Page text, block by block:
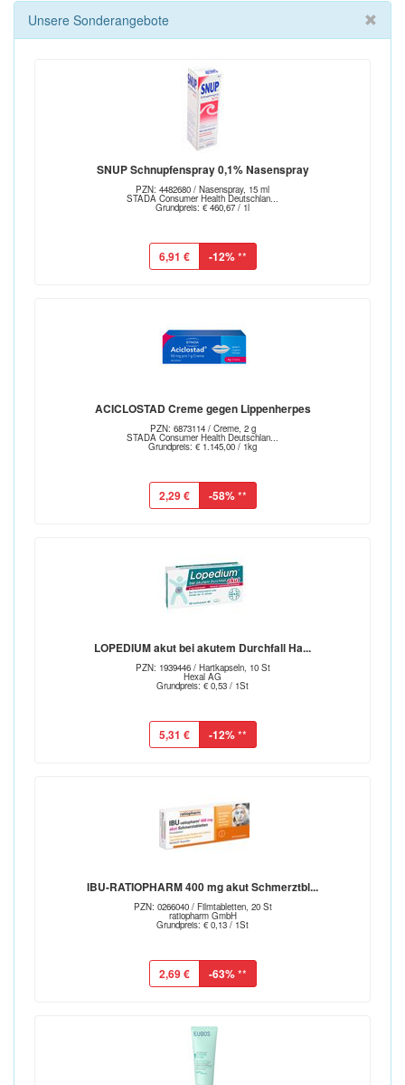
Unsere Sonderangebote
SNUP Schnupfenspray 0,1% Nasenspray
PZN: 4482680 / Nasenspray, 15 ml
STADA Consumer Health Deutschlan...
Grundpreis: € 460,67 / 1l
6,91 € -12%**
ACICLOSTAD Creme gegen Lippenherpes
PZN: 6873114 / Creme, 2 g
STADA Consumer Health Deutschlan...
Grundpreis: € 1.145,00 / 1kg
2,29 € -58%**
LOPEDIUM akut bei akutem Durchfall Ha...
PZN: 1939446 / Hartkapseln, 10 St
Hexal AG
Grundpreis: € 0,53 / 1St
5,31 € -12%**
IBU-RATIOPHARM 400 mg akut Schmerztbl...
PZN: 0266040 / Filmtabletten, 20 St
ratiopharm GmbH
Grundpreis: € 0,13 / 1St
2,69 € -63%**